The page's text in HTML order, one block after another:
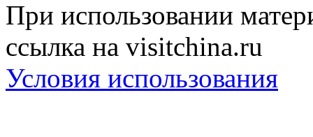
При использовании
ссылка на visitchina.ru
Условия использования